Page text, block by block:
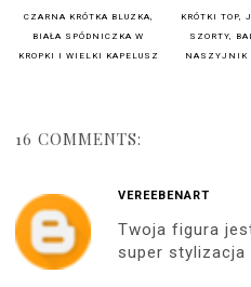
CZARNA KRÓTKA BLUZKA,
BIAŁA SPÓDNICZKA W
KROPKI I WIELKI KAPELUSZ
KRÓTKI TOP,
SZORTY,
NASZYJNIK
16 COMMENTS:
VEREEBENART
Twoja figura
super stylizacja